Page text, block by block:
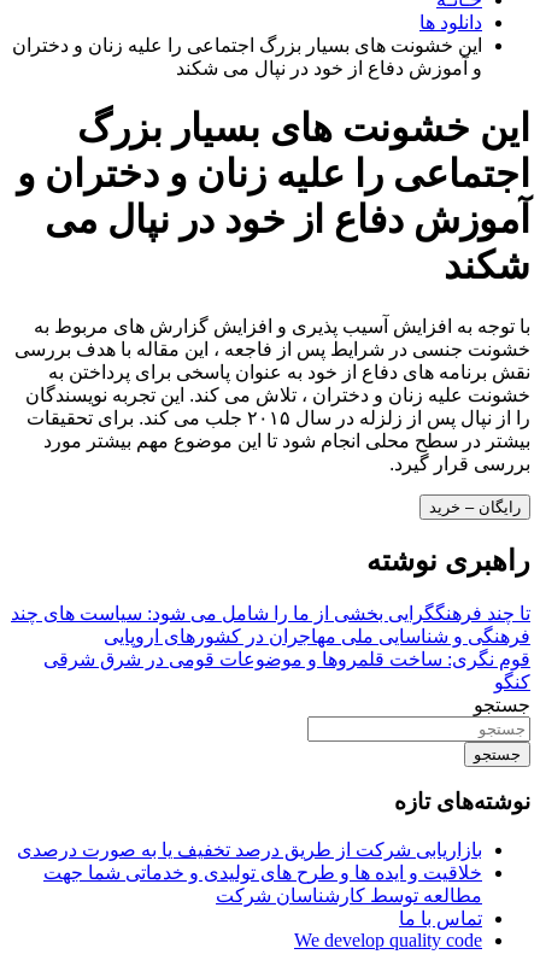
دانلود ها
این خشونت های بسیار بزرگ اجتماعی را علیه زنان و دختران
و آموزش دفاع از خود در نپال می شکند
این خشونت های بسیار بزرگ
اجتماعی را علیه زنان و دختران و
آموزش دفاع از خود در نپال می
شکند
با توجه به افزایش آسیب پذیری و افزایش گزارش های مربوط به
خشونت جنسی در شرایط پس از فاجعه ، این مقاله با هدف بررسی
نقش برنامه های دفاع از خود به عنوان پاسخی برای پرداختن به
خشونت علیه زنان و دختران ، تلاش می کند. این تجربه نویسندگان
را از نپال پس از زلزله در سال ۲۰۱۵ جلب می کند. برای تحقیقات
بیشتر در سطح محلی انجام شود تا این موضوع مهم بیشتر مورد
بررسی قرار گیرد.
رایگان – خرید
راهبری نوشته
تا چند فرهنگگرایی بخشی از ما را شامل می شود: سیاست های چند
فرهنگی و شناسایی ملی مهاجران در کشورهای اروپایی
قوم نگری: ساخت قلمروها و موضوعات قومی در شرق شرقی
کنگو
جستجو
جستجو
نوشته‌های تازه
بازاریابی شرکت از طریق درصد تخفیف یا به صورت درصدی
خلاقیت و ایده ها و طرح های تولیدی و خدماتی شما جهت
مطالعه توسط کارشناسان شرکت
تماس با ما
We develop quality code